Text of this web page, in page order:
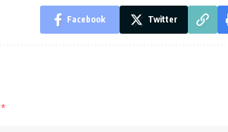
Facebook Twitter
*